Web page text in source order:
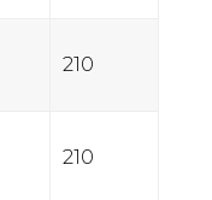
210
210